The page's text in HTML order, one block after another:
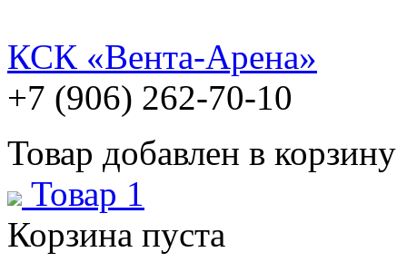
КСК «Вента-Арена»
+7 (906) 262-70-10
Товар добавлен в корзину
Товар 1
Корзина пуста